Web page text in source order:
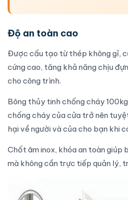
Độ an toàn cao
Được cấu tạo từ thép không gỉ,
cứng cao, tăng khả năng chịu
cho công trình.
Bông thủy tinh chống cháy
chống cháy của cửa trở nên
hại về người và của cho bạn khi
Chốt âm inox, khóa an toàn giúp
mà không cần trực tiếp quản lý,